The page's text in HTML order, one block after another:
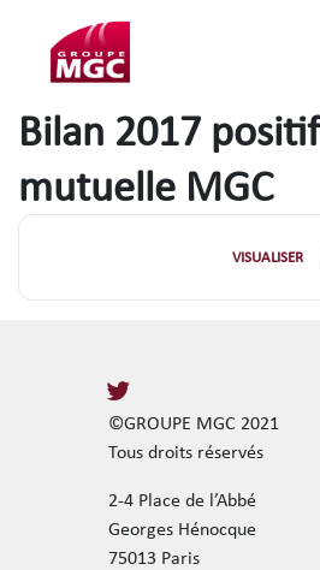
Bilan 2017
mutuelle MGC
VISUALISER
©GROUPE MGC 2021
Tous droits réservés
2-4 Place de l’Abbé
Georges Hénocque
75013 Paris